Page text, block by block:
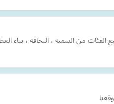
من السمنه ، النحافه ، بناء